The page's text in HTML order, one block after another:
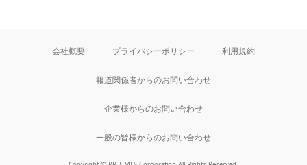
会社概要 プライバシーポリシー 利用規約
報道関係者からのお問い合わせ
企業様からのお問い合わせ
一般の皆様からのお問い合わせ